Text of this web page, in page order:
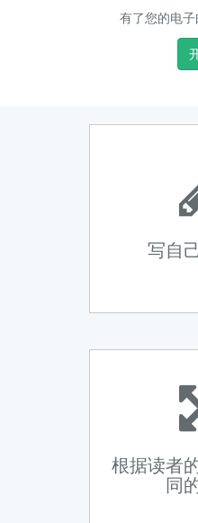
有了您的电
写自
根据读者
同